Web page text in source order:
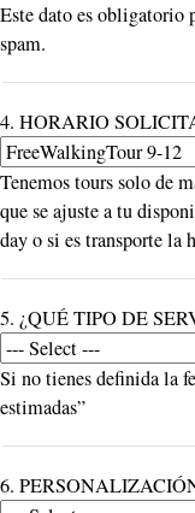
Este dato es obligatorio
spam.
4. HORARIO
Tenemos tours solo de
que se ajuste a tu
day o si es transporte la
5. ¿QUÉ TIPO DE
Si no tienes definida la
estimadas”
6.